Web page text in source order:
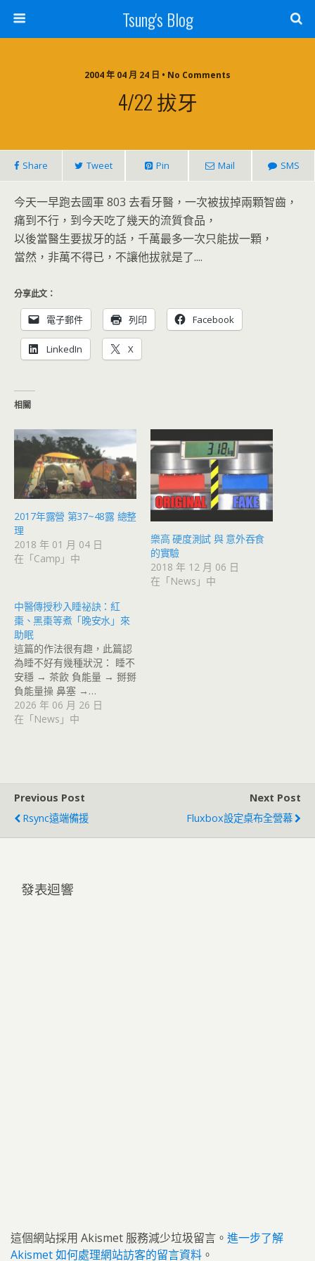
Tsung's Blog
2004 年 04 月 24 日 • No Comments
4/22 拔牙
Share Tweet Pin Mail SMS
今天一早跑去國軍 803 去看牙醫，一次被拔掉兩顆智齒，
痛到不行，到今天吃了幾天的流質食品，
以後當醫生要拔牙的話，千萬最多一次只能拔一顆，
當然，非萬不得已，不讓他拔就是了....
分享此文：
電子郵件 列印 Facebook
LinkedIn X
相關
2017年露營 第37~48露 總整
理
2018 年 01 月 04 日
在「Camp」中
樂高 硬度測試 與 意外吞食
的實驗
2018 年 12 月 06 日
在「News」中
中醫傳授秒入睡祕訣：紅
棗、黑棗等煮「晚安水」來
助眠
這篇的作法很有趣，此篇認
為睡不好有幾種狀況： 睡不
安穩 → 茶飲 負能量 → 掰掰
負能量操 鼻塞 →…
2026 年 06 月 26 日
在「News」中
Previous Post
Rsync遠端備援
Next Post
Fluxbox設定桌布全營幕
發表迴響
這個網站採用 Akismet 服務減少垃圾留言。 進一步了解
Akismet 如何處理網站訪客的留言資料 。